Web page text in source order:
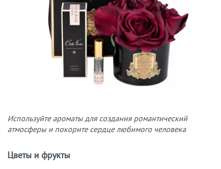
Используйте ароматы для создания романтический
атмосферы и покорите сердце любимого человека
Цветы и фрукты